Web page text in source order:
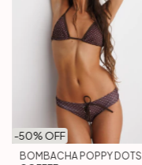
-50% OFF
BOMBACHA POPPY DOTS